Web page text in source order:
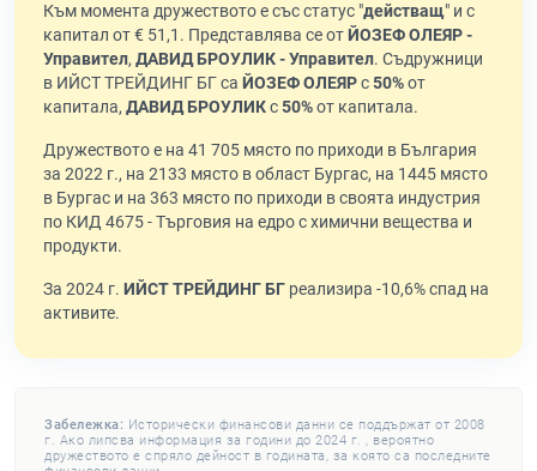
Към момента дружеството е със статус "действащ" и с
капитал от € 51,1. Представлява се отЙОЗЕФ ОЛЕЯР -
Управител, ДАВИД БРОУЛИК - Управител. Съдружници
в ИЙСТ ТРЕЙДИНГ БГ са ЙОЗЕФ ОЛЕЯРс50%от
капитала, ДАВИД БРОУЛИКс50%от капитала.
Дружеството е на 41 705 място по приходи в България
за 2022 г., на 2133 място в област Бургас, на 1445 място
в Бургас и на 363 място по приходи в своята индустрия
по КИД 4675 - Търговия на едро с химични вещества и
продукти.
За 2024 г. ИЙСТ ТРЕЙДИНГ БГ реализира -10,6% спад на
активите.
Забележка: Исторически финансови данни се поддържат от 2008
г. Ако липсва информация за години до 2024 г. , вероятно
дружеството е спряло дейност в годината, за която са последните